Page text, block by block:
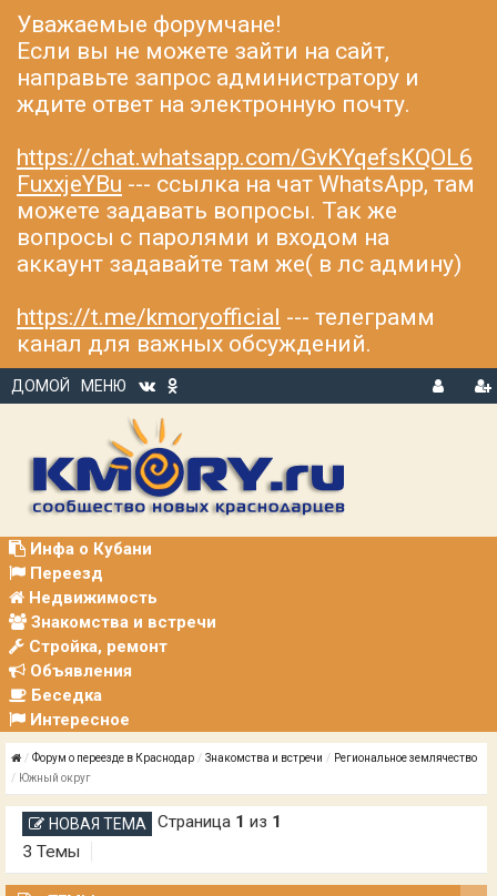
Уважаемые форумчане!
Если вы не можете зайти на сайт,
направьте запрос администратору и
ждите ответ на электронную почту.
https://chat.whatsapp.com/GvKYqefsKQOL6
FuxxjeYBu --- ссылка на чат WhatsApp, там
можете задавать вопросы. Так же
вопросы с паролями и входом на
аккаунт задавайте там же( в лс админу)
https://t.me/kmoryofficial --- телеграмм
канал для важных обсуждений.
ДОМОЙ
МЕНЮ
В
Р
Инфа о Кубани
Переезд
Недвижимость
Знакомства и встречи
Стройка, ремонт
Объявления
Беседка
Интересное
Форум о переезде в Краснодар Знакомства и встречи
Региональное землячество
Южный округ
НОВАЯ ТЕМА
3 Темы
Страница 1 из 1